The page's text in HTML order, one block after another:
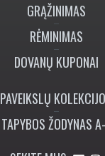
GRĄŽINIMAS
RĖMINIMAS
DOVANŲ KUPONAI
PAVEIKSLŲ
TAPYBOS ŽODYNAS